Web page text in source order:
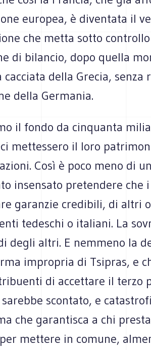
europea, è diventata il
che metta sotto
di bilancio, dopo quella
cacciata della Grecia, senza
della Germania.
il fondo da cinquanta
mettessero il loro
Così è poco meno di
insensato pretendere che
garanzie credibili, di altri
tedeschi o italiani. La
degli altri. E nemmeno la
impropria di Tsipras, e
di accettare il terzo
scontato, e
che garantisca a chi
mettere in comune,